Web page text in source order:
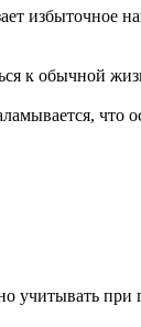
избыточное
к обычной
что
учитывать